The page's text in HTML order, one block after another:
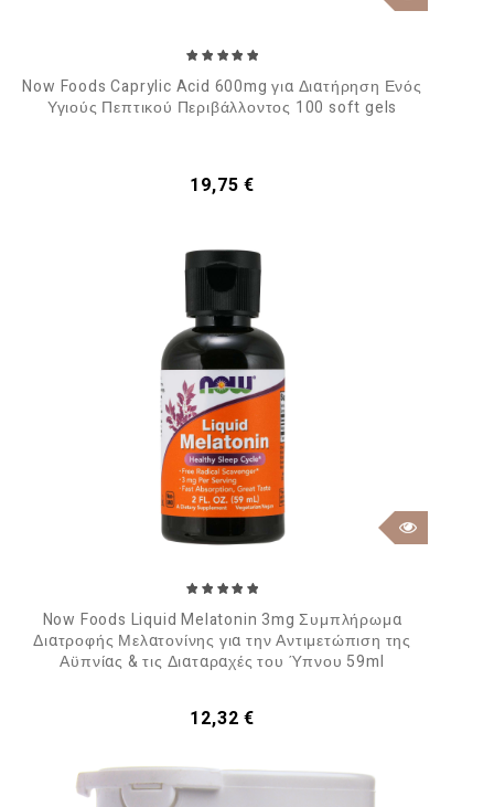
Now Foods Caprylic Acid 600mg για Διατήρηση Ενός
Υγιούς Πεπτικού Περιβάλλοντος 100 soft gels
Τιμή
19,75 €
Now Foods Liquid Melatonin 3mg Συμπλήρωμα
Διατροφής Μελατονίνης για την Αντιμετώπιση της
Αϋπνίας & τις Διαταραχές του Ύπνου 59ml
Τιμή
12,32 €